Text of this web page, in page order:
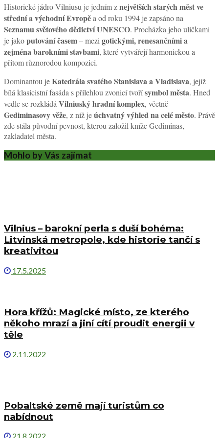
Historické jádro Vilniusu je jedním znejvětších starých měst ve
střední a východní Evropěa od roku 1994 je zapsáno na
Seznamu světového dědictví UNESCO. Procházka jeho uličkami
je jakoputování časem– mezi gotickými, renesančními a
zejména barokními stavbami, které vytvářejí harmonickou a
přitom různorodou kompozici.
Dominantou jeKatedrála svatého Stanislava a Vladislava, jejíž
bílá klasicistní fasáda s přilehlou zvonicí tvořísymbol města. Hned
vedle se rozkládá Vilniuský hradní komplex, včetně
Gediminasovy věže, z níž jeúchvatný výhled na celé město. Právě
zde stála původní pevnost, kterou založil kníže Gediminas,
zakladatel města.
Mohlo by Vás zajímat
Vilnius – barokní perla s duší bohéma:
Litvinská metropole, kde historie tančí s
kreativitou
17.5.2025
Hora křížů: Magické místo, ze kterého
někoho mrazí a jiní cítí proudit energii v
těle
2.11.2022
Pobaltské země mají turistům co
nabídnout
21.8.2022